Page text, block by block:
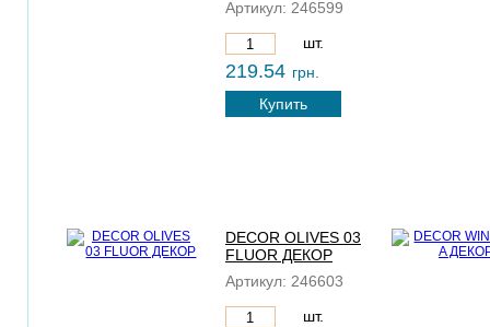
Артикул: 246599
шт.
219.54 грн.
Купить
DECOR OLIVES 03
FLUOR ДЕКОР
Артикул: 246603
шт.